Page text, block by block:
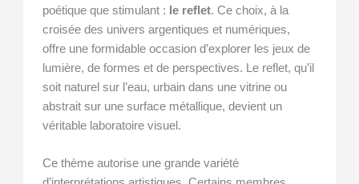
poétique que stimulant : le reflet. Ce choix, à la
croisée des univers argentiques et numériques,
offre une formidable occasion d’explorer les jeux de
lumière, de formes et de perspectives. Le reflet, qu’il
soit naturel sur l’eau, urbain dans une vitrine ou
abstrait sur une surface métallique, devient un
véritable laboratoire visuel.
Ce thème autorise une grande variété